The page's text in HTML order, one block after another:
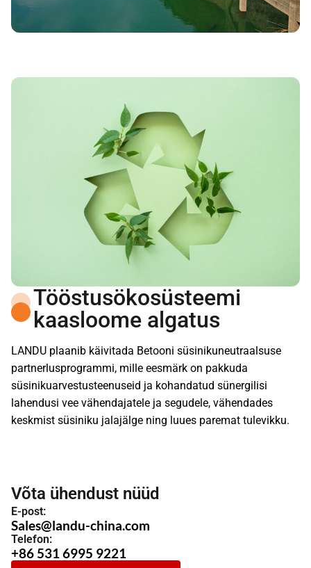
Tööstusökosüsteemi
kaasloome algatus
LANDU plaanib käivitada Betooni süsinikuneutraalsuse
partnerlusprogrammi, mille eesmärk on pakkuda
süsinikuarvestusteenuseid ja kohandatud sünergilisi
lahendusi vee vähendajatele ja segudele, vähendades
keskmist süsiniku jalajälge ning luues paremat tulevikku.
Võta ühendust nüüd
E-post:
Sales@landu-china.com
Telefon:
+86 531 6995 9221